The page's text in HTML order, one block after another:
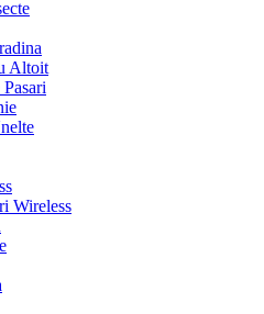
Altoit
Wireless